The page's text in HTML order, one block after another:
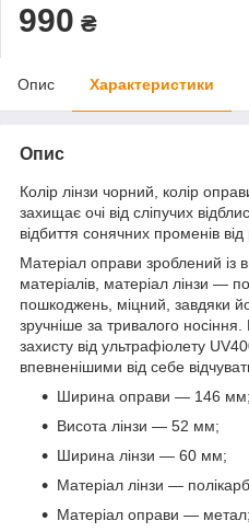
990 ₴
Опис Характеристики
Опис
Колір лінзи чорний, колір
захищає очі від сліпучих
відбиття сонячних променів від
Матеріал оправи зроблений із
матеріалів, матеріал лінзи —
пошкоджень, міцний, завдяки
зручніше за тривалого
захисту від ультрафіолету
впевненішими від себе
Ширина оправи — 146 мм;
Висота лінзи — 52 мм;
Ширина лінзи — 60 мм;
Матеріал лінзи —
Матеріал оправи — метал;